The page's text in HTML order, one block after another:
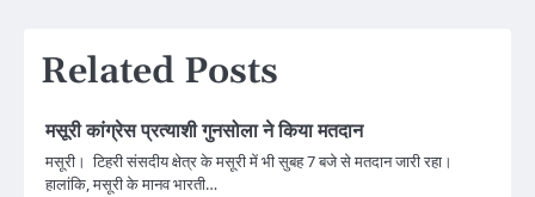
Related Posts
मसूरी कांग्रेस प्रत्याशी गुनसोला ने किया मतदान
मसूरी। टिहरी संसदीय क्षेत्र के मसूरी में भी सुबह 7 बजे से मतदान जारी रहा।
हालांकि, मसूरी के मानव भारती…